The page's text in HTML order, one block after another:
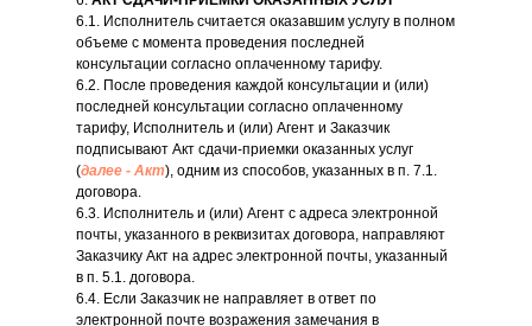
6.1. Исполнитель считается оказавшим услугу в полном
объеме с момента проведения последней
консультации согласно оплаченному тарифу.
6.2. После проведения каждой консультации и (или)
последней консультации согласно оплаченному
тарифу, Исполнитель и (или) Агент и Заказчик
подписывают Акт сдачи-приемки оказанных услуг
(далее - Акт), одним из способов, указанных в п. 7.1.
договора.
6.3. Исполнитель и (или) Агент с адреса электронной
почты, указанного в реквизитах договора, направляют
Заказчику Акт на адрес электронной почты, указанный
в п. 5.1. договора.
6.4. Если Заказчик не направляет в ответ по
электронной почте возражения замечания в